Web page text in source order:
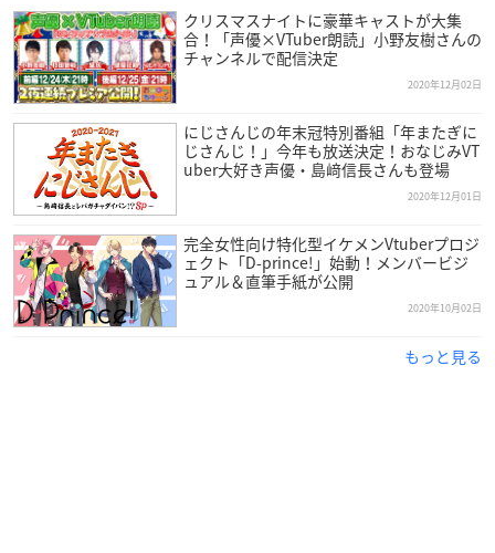
アプリ概要
モーリーオンライン
【概要】
スマートフォンやパソコンからインターネットを使ってモーリ
ーファンタジーのクレーンゲームが24時間いつでもどこからで
も楽しめるサービスです。モーリーファンタジー・PALOでしか
手に入らないオリジナル景品も多数ラインナップしています。
獲得した景品は送料無料でお客さまへ直接お届けいたします。
▼ダウンロードはこちら
クリスマスナイトに豪華キャストが大集
合！「声優×VTuber朗読」小野友樹さんの
チャンネルで配信決定
2020年12月02日
にじさんじの年末冠特別番組「年またぎに
じさんじ！」今年も放送決定！おなじみVT
uber大好き声優・島﨑信長さんも登場
2020年12月01日
完全女性向け特化型イケメンVtuberプロジ
ェクト「D-prince!」始動！メンバービジ
ュアル＆直筆手紙が公開
2020年10月02日
もっと見る